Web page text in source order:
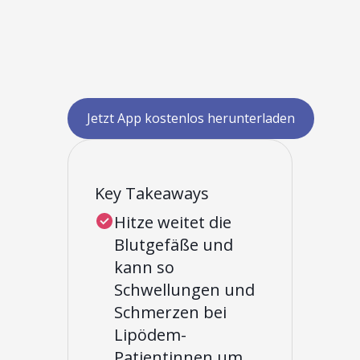
Jetzt App kostenlos herunterladen
Key Takeaways
Hitze weitet die
Blutgefäße und
kann so
Schwellungen und
Schmerzen bei
Lipödem-